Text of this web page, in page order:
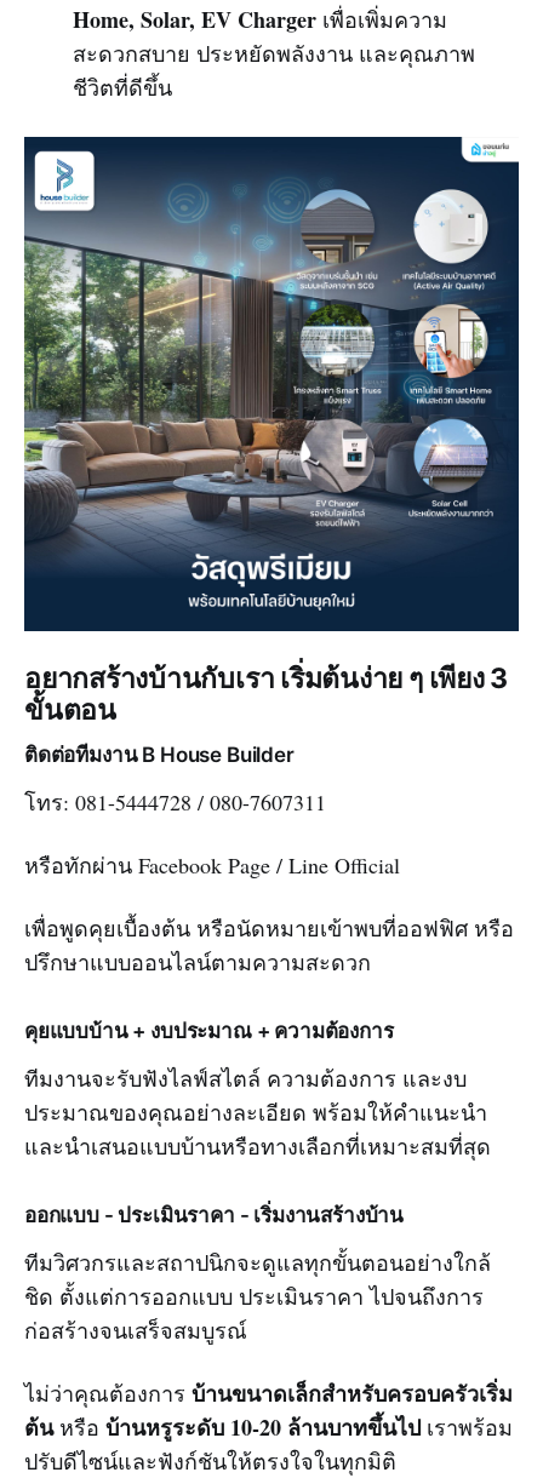
Home, Solar, EV Chargerเพื่อเพิ่มความ
สะดวกสบาย ประหยัดพลังงาน และคุณภาพ
ชีวิตที่ดีขึ้น
อยากสร้างบ้านกับเรา เริ่มต้นง่าย ๆ เพียง 3
ขั้นตอน
ติดต่อทีมงาน B House Builder
โทร: 081-5444728 / 080-7607311
หรือทักผ่าน Facebook Page / Line Official
เพื่อพูดคุยเบื้องต้น หรือนัดหมายเข้าพบที่ออฟฟิศ หรือ
ปรึกษาแบบออนไลน์ตามความสะดวก
คุยแบบบ้าน + งบประมาณ + ความต้องการ
ทีมงานจะรับฟังไลฟ์สไตล์ ความต้องการ และงบ
ประมาณของคุณอย่างละเอียด พร้อมให้คำแนะนำ
และนำเสนอแบบบ้านหรือทางเลือกที่เหมาะสมที่สุด
ออกแบบ - ประเมินราคา - เริ่มงานสร้างบ้าน
ทีมวิศวกรและสถาปนิกจะดูแลทุกขั้นตอนอย่างใกล้
ชิด ตั้งแต่การออกแบบ ประเมินราคา ไปจนถึงการ
ก่อสร้างจนเสร็จสมบูรณ์
ไม่ว่าคุณต้องการ บ้านขนาดเล็กสำหรับครอบครัวเริ่ม
ต้นหรือ บ้านหรูระดับ 10-20 ล้านบาทขึ้นไปเราพร้อม
ปรับดีไซน์และฟังก์ชันให้ตรงใจในทุกมิติ